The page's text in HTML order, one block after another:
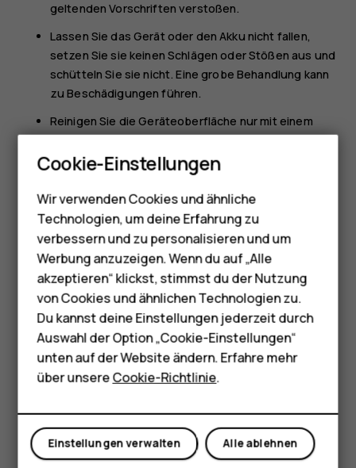
Smartphones
Feature Phones
Telefone für Senioren
Zubehör
HMD Terra M
Für Unternehmen
Tablets
Shop
Mein Konto
geltenden Vorschriften verstoßen.
Lassen Sie das Gerät oder den Akku nicht fallen,
setzen Sie sie keinen Schlägen oder Stößen aus und
schütteln Sie sie nicht. Eine grobe Behandlung kann
zu Beschädigungen führen.
Reinigen Sie die Geräteoberfläche nur mit einem
weichen, sauberen, trockenen Tuch.
Malen Sie das Gerät nicht an. Durch die Farbe kann
Halten Sie das Gerät von Magneten oder
Magnetfeldern fern.
Um wichtige Daten sicher aufzubewahren, sollten
Sie sie an zwei unterschiedlichen Orten speichern,
wie auf Ihrem Gerät, der Speicherkarte oder dem
Computer, bzw. wichtige Informationen schriftlich
festhalten.
Bei einer intensiven Nutzung kann das Gerät warm
werden. In den meisten Fällen ist dies normal. Das Gerät
geschlossen, der Ladevorgang beendet und das Gerät bei
Bedarf ausgeschaltet werden. Wenn das Gerät nicht
Cookie-Einstellungen
Wir verwenden Cookies und ähnliche
Technologien, um deine Erfahrung zu
verbessern und zu personalisieren und um
Werbung anzuzeigen. Wenn du auf „Alle
akzeptieren“ klickst, stimmst du der Nutzung
von Cookies und ähnlichen Technologien zu.
Du kannst deine Einstellungen jederzeit durch
Auswahl der Option „Cookie-Einstellungen“
unten auf der Website ändern. Erfahre mehr
über unsereCookie-Richtlinie.
Alle ablehnen
Einstellungen verwalten